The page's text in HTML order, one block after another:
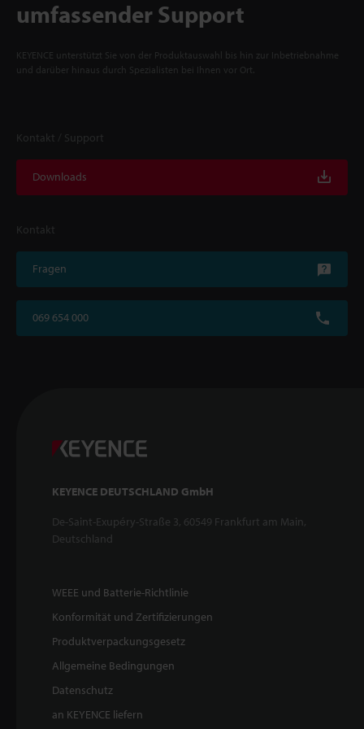
umfassender Support
KEYENCE unterstützt Sie von der Produktauswahl bis hin zur Inbetriebnahme
und darüber hinaus durch Spezialisten bei Ihnen vor Ort.
Kontakt / Support
Downloads
Kontakt
Fragen
069 654 000
KEYENCE DEUTSCHLAND GmbH
De-Saint-Exupéry-Straße 3, 60549 Frankfurt am Main,
Deutschland
WEEE und Batterie-Richtlinie
Konformität und Zertifizierungen
Produktverpackungsgesetz
Allgemeine Bedingungen
Datenschutz
an KEYENCE liefern